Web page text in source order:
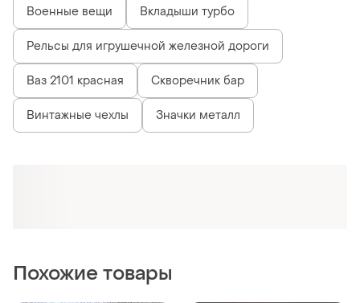
Военные вещи Вкладыши турбо
Рельсы для игрушечной железной дороги
Ваз 2101 красная Скворечник бар
Винтажные чехлы Значки металл
Похожие товары